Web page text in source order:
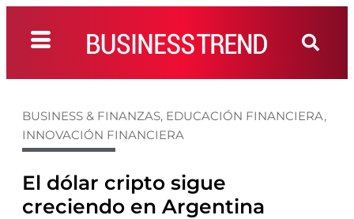
BUSINESS & FINANZAS, EDUCACIÓN FINANCIERA,
INNOVACIÓN FINANCIERA
El dólar cripto sigue
creciendo en Argentina